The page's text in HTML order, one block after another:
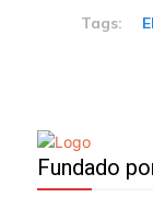
Tags:
Fundado